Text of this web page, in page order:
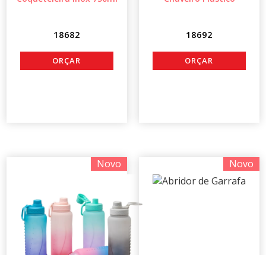
18682 18692
Novo Novo